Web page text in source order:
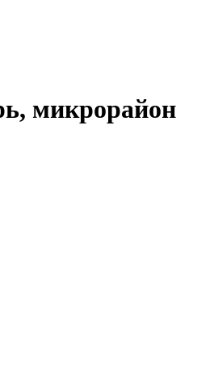
микрорайон